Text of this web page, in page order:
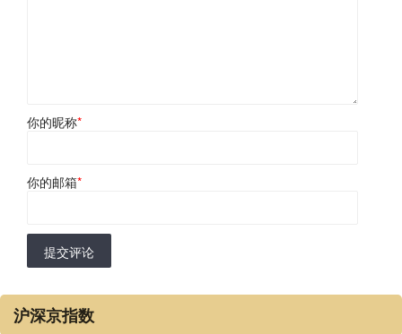
你的昵称*
你的邮箱*
提交评论
沪深京指数